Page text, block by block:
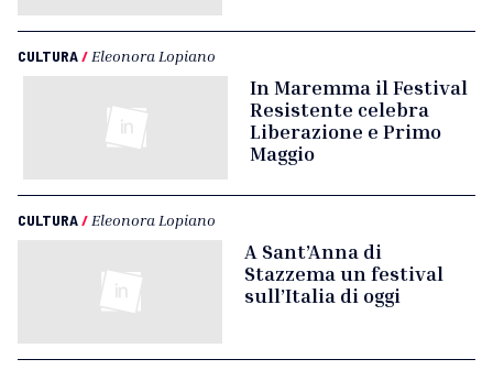
CULTURA/ Eleonora Lopiano
In Maremma il Festival
Resistente celebra
Liberazione e Primo
Maggio
CULTURA/ Eleonora Lopiano
A Sant’Anna di
Stazzema un festival
sull’Italia di oggi